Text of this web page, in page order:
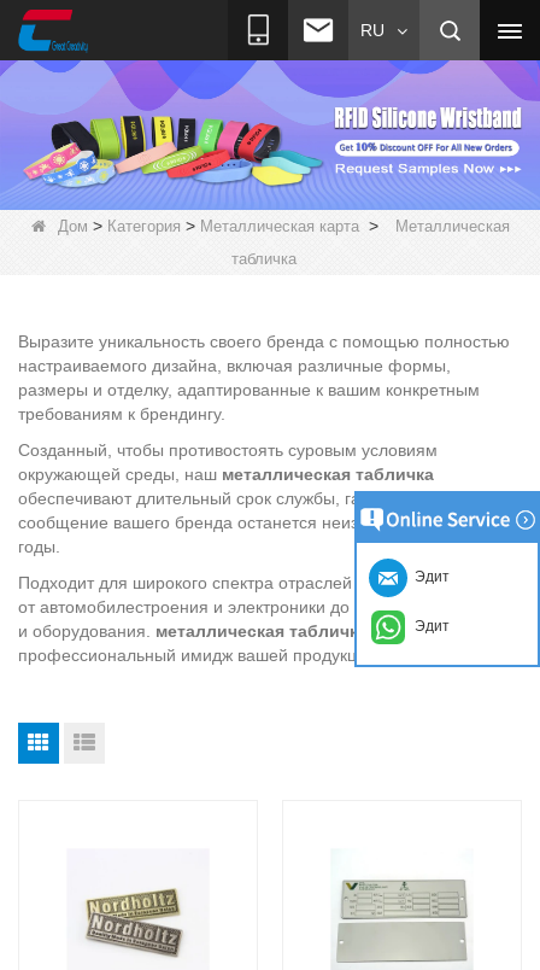
RU
Дом > Категория > Металлическая карта>
Металлическая
табличка
Выразите уникальность своего бренда с помощью полностью
настраиваемого дизайна, включая различные формы,
размеры и отделку, адаптированные к вашим конкретным
требованиям к брендингу.
Созданный, чтобы противостоять суровым условиям
окружающей среды, наш металлическая табличка
обеспечивают длительный срок службы, гарантируя, что
сообщение вашего бренда останется неизменным на долгие
годы.
Подходит для широкого спектра отраслей промышленности,
от автомобилестроения и электроники до предметов роскоши
и оборудования. металлическая табличка
повысить
профессиональный имидж вашей продукции.
Эдит
Эдит